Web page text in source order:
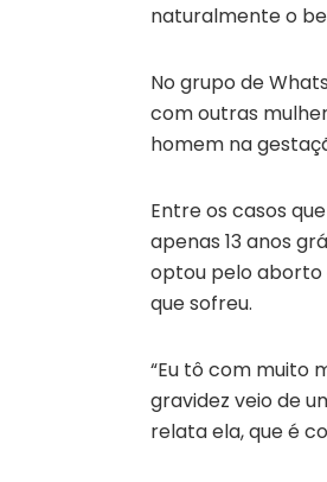
naturalmente o
No grupo de
com outras
homem na
Entre os casos
apenas 13 anos
optou pelo aborto
que sofreu.
“Eu tô com muito
gravidez veio de
relata ela, que é